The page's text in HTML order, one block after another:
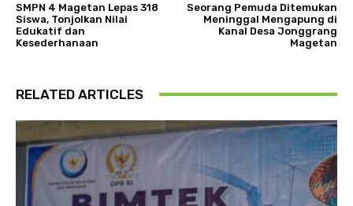
SMPN 4 Magetan Lepas 318
Siswa, Tonjolkan Nilai
Edukatif dan
Kesederhanaan
Seorang Pemuda Ditemukan
Meninggal Mengapung di
Kanal Desa Jonggrang
Magetan
RELATED ARTICLES